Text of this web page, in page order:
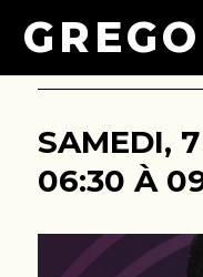
SAMEDI,
06:30 À